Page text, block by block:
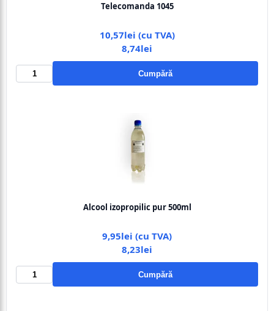
Telecomanda 1045
10,57lei (cu TVA)
8,74lei
Cumpără
Alcool izopropilic pur 500ml
9,95lei (cu TVA)
8,23lei
Cumpără